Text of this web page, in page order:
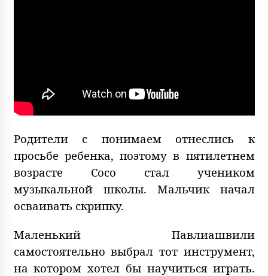
Родители с понимаем отнеслись к
просьбе ребенка, поэтому в пятилетнем
возрасте Сосо стал учеником
музыкальной школы. Мальчик начал
осваивать скрипку.
Маленький Павлиашвили
самостоятельно выбрал тот инструмент,
на котором хотел бы научиться играть.